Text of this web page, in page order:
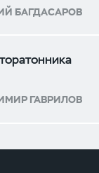
БАГДАСАРОВ
ГАВРИЛОВ